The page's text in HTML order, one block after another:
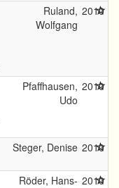
Ruland,
Wolfgang
2010
Pfaffhausen,
Udo
2010
Steger, Denise 2010
Röder, Hans- 2010